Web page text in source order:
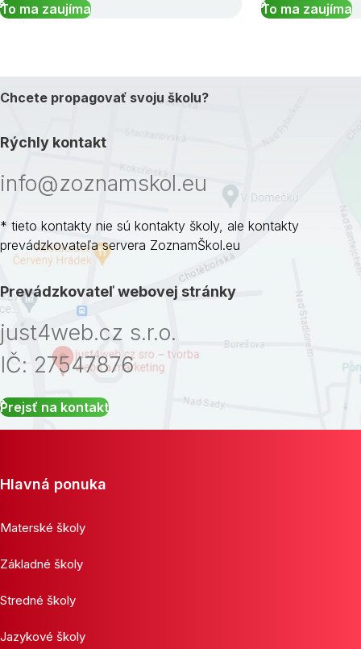
To ma zaujíma
To ma zaujíma
Chcete propagovať svoju školu?
Rýchly kontakt
info@zoznamskol.eu
* tieto kontakty nie sú kontakty školy, ale kontakty
prevádzkovateľa servera ZoznamŠkol.eu
Prevádzkovateľ webovej stránky
just4web.cz s.r.o.
IČ: 27547876
Prejsť na kontakt
Hlavná ponuka
Materské školy
Základné školy
Stredné školy
Jazykové školy